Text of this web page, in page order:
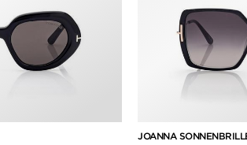
JOANNA